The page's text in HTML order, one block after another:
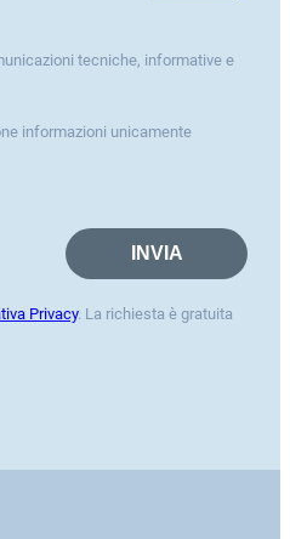
tecniche, informative e
informazioni unicamente
Privacy. La richiesta è gratuita